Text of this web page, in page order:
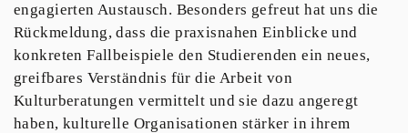
engagierten Austausch. Besonders gefreut hat uns die
Rückmeldung, dass die praxisnahen Einblicke und
konkreten Fallbeispiele den Studierenden ein neues,
greifbares Verständnis für die Arbeit von
Kulturberatungen vermittelt und sie dazu angeregt
haben, kulturelle Organisationen stärker in ihrem